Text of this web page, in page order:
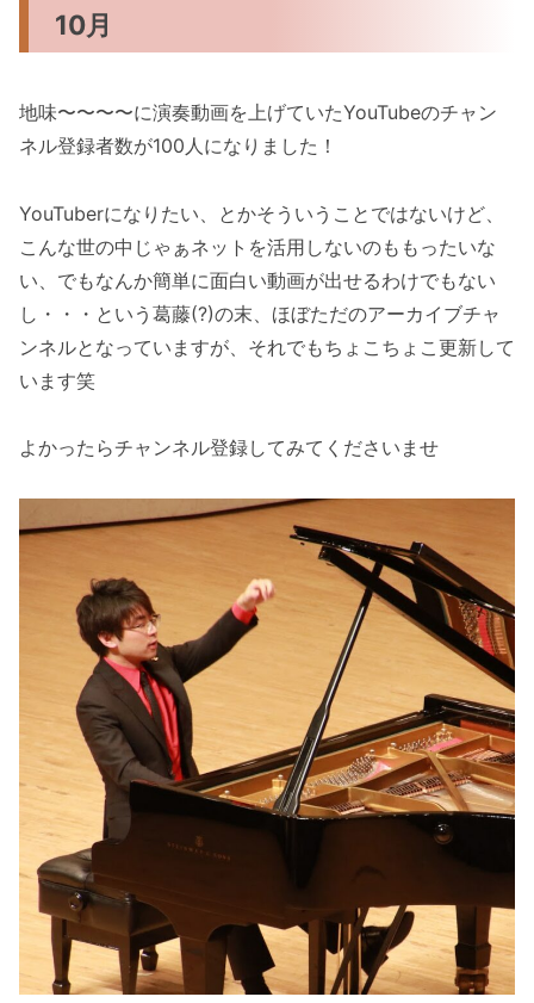
10月
地味〜〜〜〜に演奏動画を上げていたYouTubeのチャン
ネル登録者数が100人になりました！
YouTuberになりたい、とかそういうことではないけど、
こんな世の中じゃぁネットを活用しないのももったいな
い、でもなんか簡単に面白い動画が出せるわけでもない
し・・・という葛藤(?)の末、ほぼただのアーカイブチャ
ンネルとなっていますが、それでもちょこちょこ更新して
います笑
よかったらチャンネル登録してみてくださいませ